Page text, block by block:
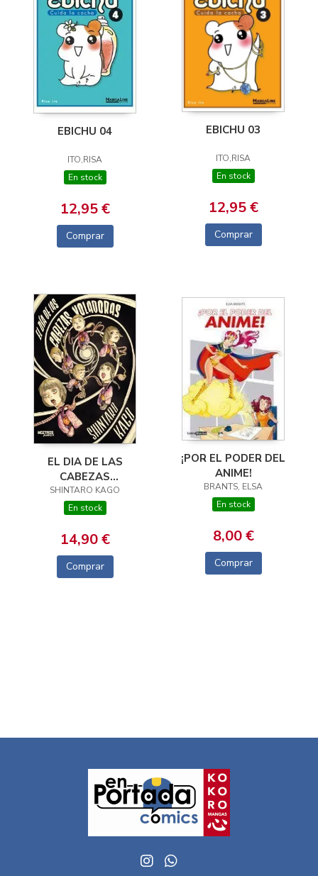
EBICHU 04
ITO,RISA
En stock
12,95 €
Comprar
EBICHU 03
ITO,RISA
En stock
12,95 €
Comprar
EL DIA DE LAS
CABEZAS
VOLADORAS
SHINTARO KAGO
En stock
14,90 €
Comprar
¡POR EL PODER DEL
ANIME!
BRANTS, ELSA
En stock
8,00 €
Comprar